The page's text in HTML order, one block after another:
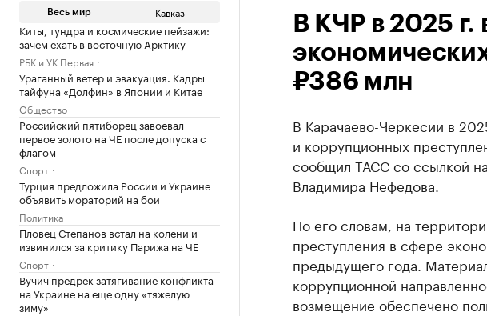
Весь мир Кавказ
Киты, тундра и космические пейзажи:
зачем ехать в восточную Арктику
РБК и УК Первая
Ураганный ветер и эвакуация. Кадры
тайфуна «Долфин» в Японии и Китае
Общество
Российский пятиборец завоевал
первое золото на ЧЕ после допуска с
флагом
Спорт
Турция предложила России и Украине
объявить мораторий на бои
Политика
Пловец Степанов встал на колени и
извинился за критику Парижа на ЧЕ
Спорт
Вучич предрек затягивание конфликта
на Украине на еще одну «тяжелую
зиму»
В КЧР в 2025
₽386 млн
В Карачаево-Черкесии в
и коррупционных
сообщил ТАСС со ссылкой
Владимира Нефедова.
По его словам, на
преступления в сфере
предыдущего года.
коррупционной
возмещение обеспечено